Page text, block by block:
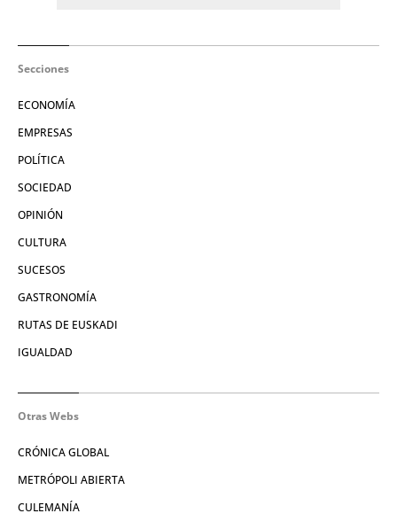
Secciones
ECONOMÍA
EMPRESAS
POLÍTICA
SOCIEDAD
OPINIÓN
CULTURA
SUCESOS
GASTRONOMÍA
RUTAS DE EUSKADI
IGUALDAD
Otras Webs
CRÓNICA GLOBAL
METRÓPOLI ABIERTA
CULEMANÍA